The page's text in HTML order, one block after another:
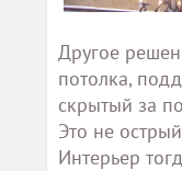
Другое
потолка,
скрытый за
Это не
Интерьер